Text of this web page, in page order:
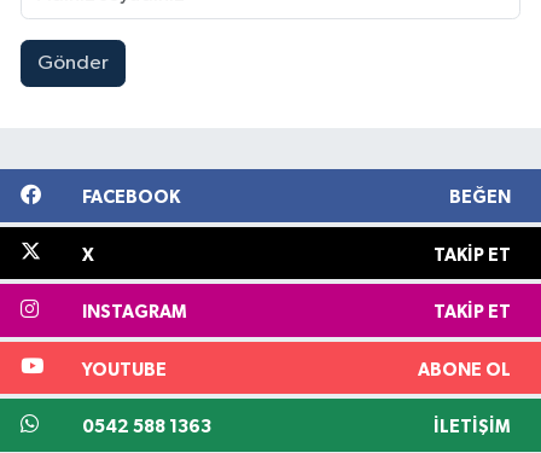
Gönder
FACEBOOK BEĞEN
X TAKIP ET
INSTAGRAM TAKIP ET
YOUTUBE ABONE OL
0542 588 1363 İLETIŞIM